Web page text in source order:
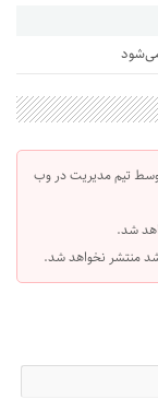
تیم مدیریت در وب
شد.
منتشر نخواهد شد.